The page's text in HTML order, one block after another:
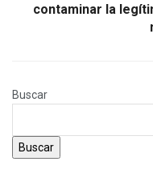
contaminar la
Buscar
Buscar